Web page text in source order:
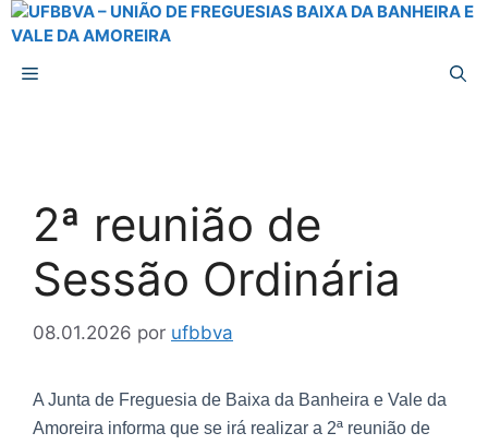
2ª reunião de
Sessão Ordinária
08.01.2026 por ufbbva
A Junta de Freguesia de Baixa da Banheira e Vale da
Amoreira informa que se irá realizar a 2ª reunião de